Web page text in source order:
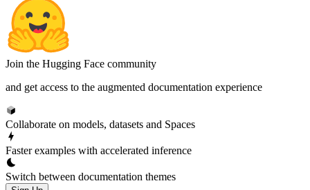
Join the Hugging Face community
and get access to the augmented documentation experience
Collaborate on models, datasets and Spaces
Faster examples with accelerated inference
Switch between documentation themes